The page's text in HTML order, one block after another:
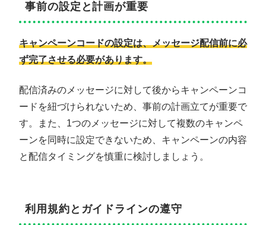
事前の設定と計画が重要
キャンペーンコードの設定は、メッセージ配信前に必
ず完了させる必要があります。
配信済みのメッセージに対して後からキャンペーンコ
ードを紐づけられないため、事前の計画立てが重要で
す。また、1つのメッセージに対して複数のキャンペ
ーンを同時に設定できないため、キャンペーンの内容
と配信タイミングを慎重に検討しましょう。
利用規約とガイドラインの遵守